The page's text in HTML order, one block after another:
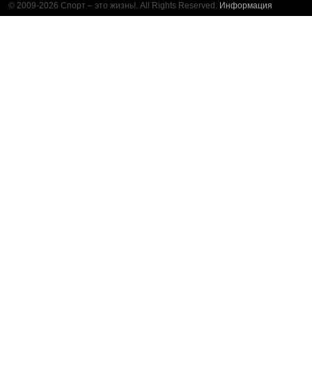
© 2009-2026 Спорт – это жизнь!. All Rights Reserved. Информация